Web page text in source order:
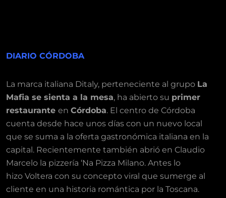
DIARIO CÓRDOBA
La marca italiana Ditaly, perteneciente al grupo La
Mafia se sienta a la mesa, ha abierto su primer
restaurante en Córdoba. El centro de Córdoba
cuenta desde hace unos días con un nuevo local
que se suma a la oferta gastronómica italiana en la
capital. Recientemente también abrió en Claudio
Marcelo la pizzería ‘Na Pizza Milano. Antes lo
hizo Voltera con su concepto viral que sumerge al
cliente en una historia romántica por la Toscana.